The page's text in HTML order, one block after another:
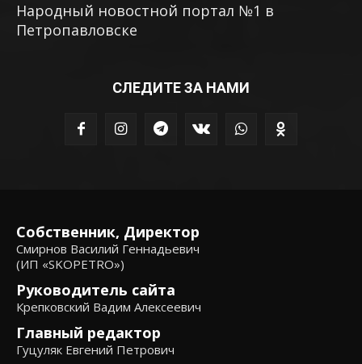
Народный новостной портал №1 в
Петропавловске
СЛЕДИТЕ ЗА НАМИ
Собственник, Директор
Смирнов Василий Геннадьевич
(ИП «SKOPETRO»)
Руководитель сайта
Крепковский Вадим Алексеевич
Главный редактор
Гуцуляк Евгений Петрович